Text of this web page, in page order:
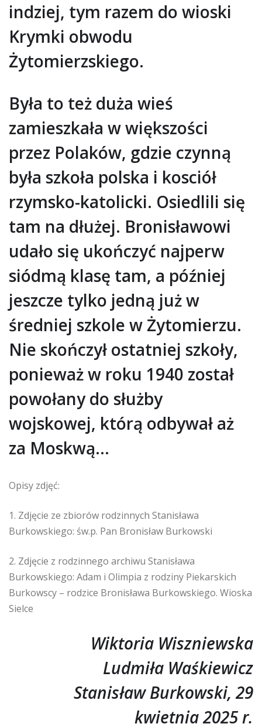
indziej, tym razem do wioski
Krymki obwodu
Żytomierzskiego.
Była to też duża wieś
zamieszkała w większości
przez Polaków, gdzie czynną
była szkoła polska i kosciół
rzymsko-katolicki. Osiedlili się
tam na dłużej. Bronisławowi
udało się ukończyć najperw
siódmą klasę tam, a później
jeszcze tylko jedną już w
średniej szkole w Żytomierzu.
Nie skończył ostatniej szkoły,
ponieważ w roku 1940 został
powołany do służby
wojskowej, którą odbywał aż
za Moskwą…
Opisy zdjęć:
1. Zdjęcie ze zbiorów rodzinnych Stanisława
Burkowskiego: św.p. Pan Bronisław Burkowski
2. Zdjęcie z rodzinnego archiwu Stanisława
Burkowskiego: Adam i Olimpia z rodziny Piekarskich
Burkowscy – rodzice Bronisława Burkowskiego. Wioska
Sielce
Wiktoria Wiszniewska
Ludmiła Waśkiewicz
Stanisław Burkowski, 29
kwietnia 2025 r.